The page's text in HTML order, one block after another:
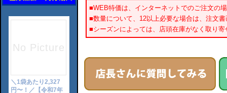
■WEB特価は、インターネットでのご注文の
■数量について、12以上必要な場合は、注文
■シーズンによっては、店頭在庫がなく取り